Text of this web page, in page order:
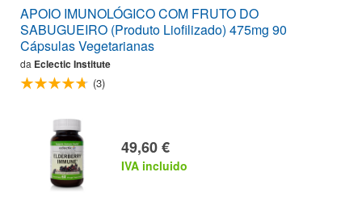
APOIO IMUNOLÓGICO COM FRUTO DO
SABUGUEIRO (Produto Liofilizado) 475mg 90
Cápsulas Vegetarianas
da Eclectic Institute
(3)
49,60 €
IVA incluido